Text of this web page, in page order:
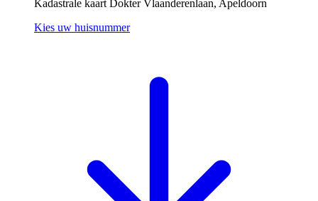
Kadastrale kaart Dokter Vlaanderenlaan, Apeldoorn
Kies uw huisnummer